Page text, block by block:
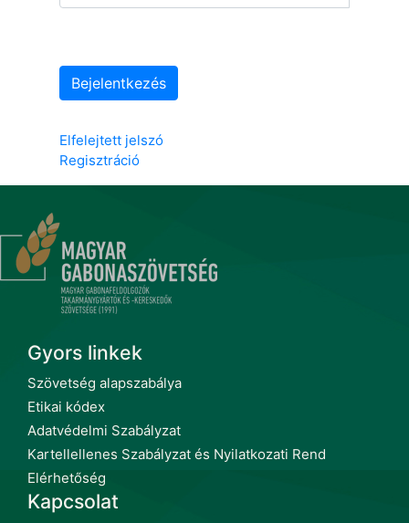
Bejelentkezés
Elfelejtett jelszó
Regisztráció
Gyors linkek
Szövetség alapszabálya
Etikai kódex
Adatvédelmi Szabályzat
Kartellellenes Szabályzat és Nyilatkozati Rend
Elérhetőség
Kapcsolat